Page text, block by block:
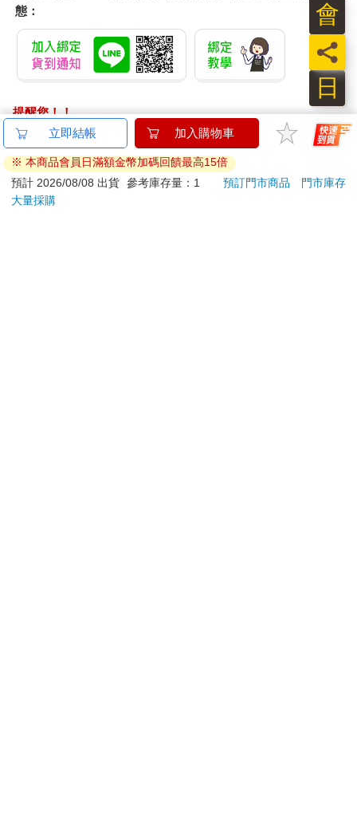
態：
提醒您！！
金石堂及銀行均不會請您操作ATM! 如接獲電話要求您前往
ATM提款機，請不要聽從指示，以免受騙上當！
退換貨須知：
**提醒您，鑑賞期不等於試用期，退回商品須為全新狀態**
立即結帳 加入購物車
※ 本商品會員日滿額金幣加碼回饋最高15倍
預計 2026/08/08 出貨 參考庫存量：1 預訂門市商品
門市庫存
大量採購
日
員
會